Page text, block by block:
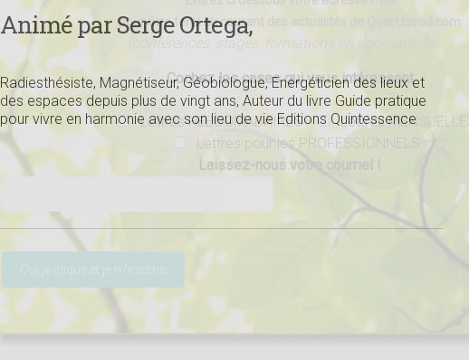
Animé par Serge Ortega,
Radiesthésiste, Magnétiseur, Géobiologue, Energéticien des lieux et
des espaces depuis plus de vingt ans, Auteur du livre Guide pratique
pour vivre en harmonie avec son lieu de vie Editions Quintessence
pour être tenu au courant des actualités de Quartzprod.com
(conférences, stages, formations en ligne, articles..)
Cochez les cases qui vous intéressent
Lettres HEBDOMADAIRES
Lettres MENSUELLES
Lettres pour les PROFESSIONNELS
Laissez-nous votre courriel !
Veuillez laisser ce champ vide.